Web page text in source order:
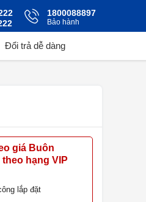
1800088897
Bảo hành
Đổi trả dễ dàng
giá Buôn
hạng VIP
lắp đặt